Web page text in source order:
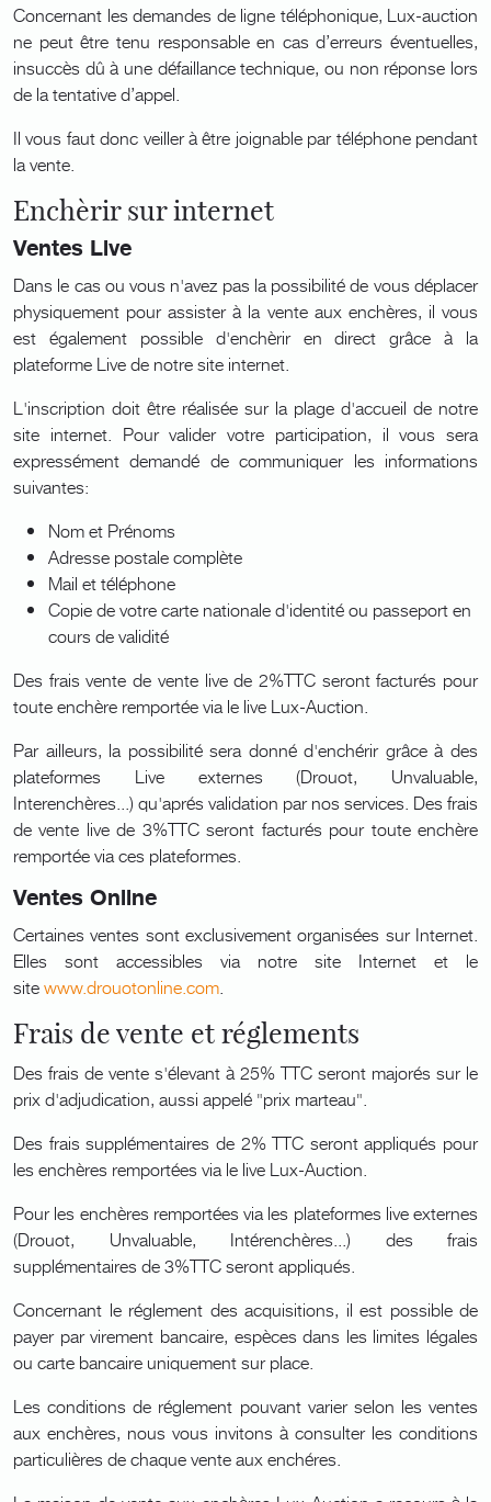
Concernant les demandes de ligne téléphonique, Lux-auction
ne peut être tenu responsable en cas d’erreurs éventuelles,
insuccès dû à une défaillance technique, ou non réponse lors
de la tentative d’appel.
Il vous faut donc veiller à être joignable par téléphone pendant
la vente.
Enchèrir sur internet
Ventes Live
Dans le cas ou vous n'avez pas la possibilité de vous déplacer
physiquement pour assister à la vente aux enchères, il vous
est également possible d'enchèrir en direct grâce à la
plateforme Live de notre site internet.
L'inscription doit être réalisée sur la plage d'accueil de notre
site internet. Pour valider votre participation, il vous sera
expressément demandé de communiquer les informations
suivantes:
Nom et Prénoms
Adresse postale complète
Mail et téléphone
Copie de votre carte nationale d'identité ou passeport en
cours de validité
Des frais vente de vente live de 2%TTC seront facturés pour
toute enchère remportée via le live Lux-Auction.
Par ailleurs, la possibilité sera donné d'enchérir grâce à des
plateformes Live externes (Drouot, Unvaluable,
Interenchères...) qu'aprés validation par nos services. Des frais
de vente live de 3%TTC seront facturés pour toute enchère
remportée via ces plateformes.
Ventes Online
Certaines ventes sont exclusivement organisées sur Internet.
Elles sont accessibles via notre site Internet et le
sitewww.drouotonline.com.
Frais de vente et réglements
Des frais de vente s'élevant à 25% TTC seront majorés sur le
prix d'adjudication, aussi appelé "prix marteau".
Des frais supplémentaires de 2% TTC seront appliqués pour
les enchères remportées via le live Lux-Auction.
Pour les enchères remportées via les plateformes live externes
(Drouot, Unvaluable, Intérenchères...) des frais
supplémentaires de 3%TTC seront appliqués.
Concernant le réglement des acquisitions, il est possible de
payer par virement bancaire, espèces dans les limites légales
ou carte bancaire uniquement sur place.
Les conditions de réglement pouvant varier selon les ventes
aux enchères, nous vous invitons à consulter les conditions
particulières de chaque vente aux enchéres.